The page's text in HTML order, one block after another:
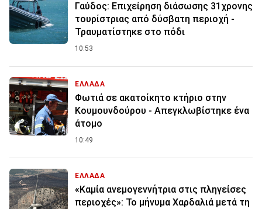
Γαύδος: Επιχείρηση διάσωσης 31χρονης
τουρίστριας από δύσβατη περιοχή -
Τραυματίστηκε στο πόδι
10:53
ΕΛΛΑΔΑ
Φωτιά σε ακατοίκητο κτήριο στην
Κουμουνδούρου - Απεγκλωβίστηκε ένα
άτομο
10:49
ΕΛΛΑΔΑ
«Καμία ανεμογεννήτρια στις πληγείσες
περιοχές»: Το μήνυμα Χαρδαλιά μετά τη